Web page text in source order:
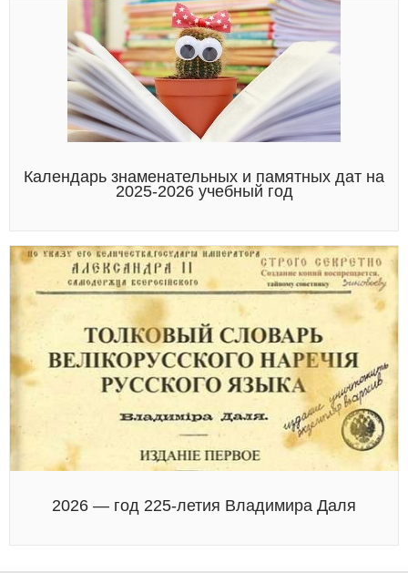
Календарь знаменательных и памятных дат на
2025-2026 учебный год
2026 — год 225-летия Владимира Даля